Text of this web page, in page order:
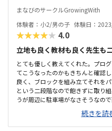
ピングを学べます。色々と行き届い
まなびのサークルGrowingWith
体験者：小2/男の子 体験日：
★★★★★ 4.0
立地も良く教材も良く先生も
とても優しく教えてくれた。プロ
てこうなったのかもきちんと確認
良く、ブロックを組み立てそれを
という二段階なので飽きずに取り
うが周辺に駐車場がなさそうなの
るい。レンタルルームとして使わ
い、リラックスして授業を受けら
があった。休んだ場合は振替等は
続きを読